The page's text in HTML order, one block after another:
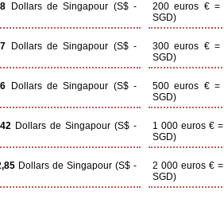
Dollars de Singapour (S$ -
200 euros €
SGD)
Dollars de Singapour (S$ -
300 euros €
SGD)
Dollars de Singapour (S$ -
500 euros €
SGD)
Dollars de Singapour (S$ -
1 000 euros €
SGD)
Dollars de Singapour (S$ -
2 000 euros €
SGD)